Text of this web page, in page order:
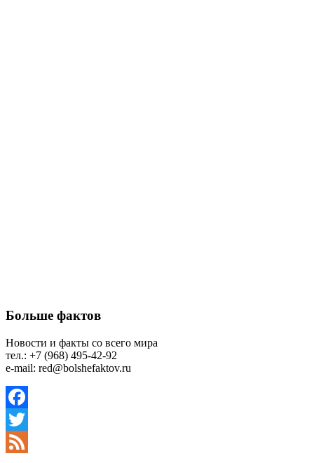
Больше фактов
Новости и факты со всего мира
тел.: +7 (968) 495-42-92
e-mail: red@bolshefaktov.ru
Facebook
Twitter